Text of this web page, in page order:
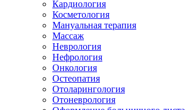
Кардиология
Косметология
Мануальная терапия
Массаж
Неврология
Нефрология
Онкология
Остеопатия
Отоларингология
Отоневрология